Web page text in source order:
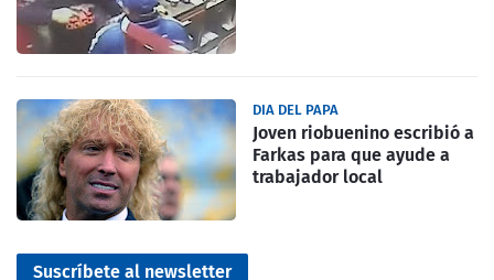
DIA DEL PAPA
Joven riobuenino escribió a
Farkas para que ayude a
trabajador local
Suscríbete al newsletter